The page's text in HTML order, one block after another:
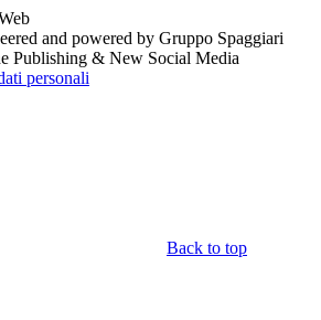
and powered by Gruppo Spaggiari
Publishing & New Social Media
personali
Back to top